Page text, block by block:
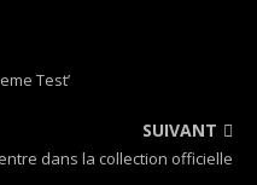
Test’
SUIVANT
entre dans la collection officielle